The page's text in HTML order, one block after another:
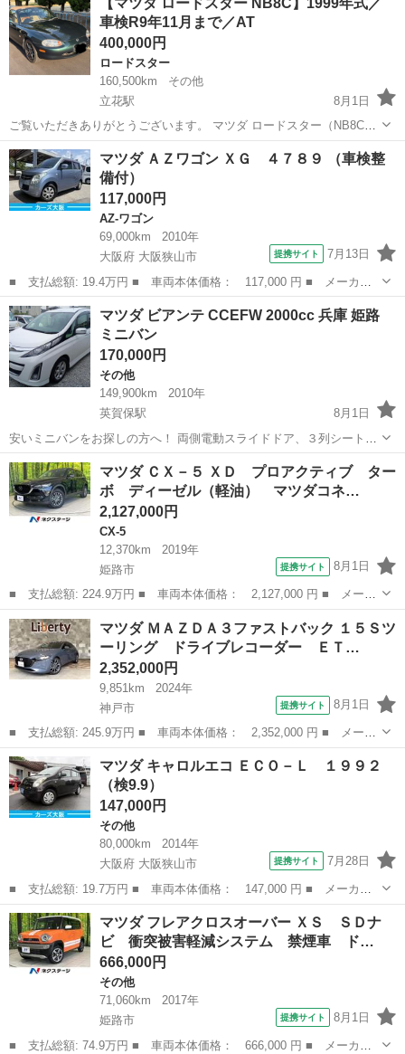
アクティブ 純正ＳＤナビ Ｂｌｕｅｔｏｏｔｈ接続 フルセグＴ
Ｖ Ａｐｐ...
車検R9年11月まで／AT
400,000円
ロードスター
160,500km
その他
立花駅
8月1日
ご覧いただきありがとうございます。 マツダ ロードスター（NB8C）
の出品です。 車両整理のため出品いたします。 【車両情報】 ・メー
カー：マツダ ・車種：ロードスター ・型式：NB8C ・年式：1999年式
・ミッショ...
兵庫 尼崎市 立花駅 ロードスター
マツダ ＡＺワゴン ＸＧ ４７８９ （車検整
備付）
117,000円
AZ-ワゴン
69,000km
2010年
大阪府 大阪狭山市
提携サイト 7月13日
■ 支払総額: 19.4万円 ■ 車両本体価格： 117,000 円 ■ メーカー
名： マツダ ■ 車種名： ＡＺワゴン ■ グレード名： ＸＧ ４
７８９ ■ 排気量： 660cc ■ ドア枚数： 5D ■ ミッション： ...
大阪 大阪狭山市 AZ-ワゴン
マツダ ビアンテ CCEFW 2000cc 兵庫 姫路
ミニバン
170,000円
その他
149,900km
2010年
英賀保駅
8月1日
安いミニバンをお探しの方へ！ 両側電動スライドドア、３列シート８
人乗り 検査なし、一時抹消渡し リサイクル預託金 別途￥14,210 検
査渡しは相談 年式 平成22年9月 走行 149,900km エア...
兵庫 姫路市 英賀保駅
マツダ ＣＸ－５ ＸＤ プロアクティブ ター
ボ ディーゼル（軽油） マツダコネ…
2,127,000円
CX-5
12,370km
2019年
姫路市
提携サイト 8月1日
■ 支払総額: 224.9万円 ■ 車両本体価格： 2,127,000 円 ■ メーカ
ー名： マツダ ■ 車種名： ＣＸ－５ ■ グレード名： ＸＤ プ
ロアクティブ ターボ ディーゼル（軽油） マツダコネクト バッ
クカメラ...
兵庫 姫路市 CX-5
マツダ ＭＡＺＤＡ３ファストバック １５Ｓツ
ーリング ドライブレコーダー ＥＴ…
2,352,000円
9,851km
2024年
神戸市
提携サイト 8月1日
■ 支払総額: 245.9万円 ■ 車両本体価格： 2,352,000 円 ■ メーカ
ー名： マツダ ■ 車種名： ＭＡＺＤＡ３ファストバック ■ グレ
ード名： １５Ｓツーリング ドライブレコーダー ＥＴＣ 全周囲
カメラ ...
兵庫 神戸市 マツダ
マツダ キャロルエコ ＥＣＯ－Ｌ １９９２
（検9.9）
147,000円
その他
80,000km
2014年
大阪府 大阪狭山市
提携サイト 7月28日
■ 支払総額: 19.7万円 ■ 車両本体価格： 147,000 円 ■ メーカー
名： マツダ ■ 車種名： キャロルエコ ■ グレード名： ＥＣＯ
－Ｌ １９９２ ■ 排気量： 660cc ■ ドア枚数： 5D ■ ミッシ...
大阪 大阪狭山市 その他
マツダ フレアクロスオーバー ＸＳ ＳＤナ
ビ 衝突被害軽減システム 禁煙車 ド…
666,000円
その他
71,060km
2017年
姫路市
提携サイト 8月1日
■ 支払総額: 74.9万円 ■ 車両本体価格： 666,000 円 ■ メーカー